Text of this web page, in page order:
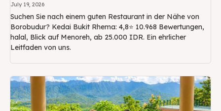
July 19, 2026
Suchen Sie nach einem guten Restaurant in der Nähe von
Borobudur? Kedai Bukit Rhema: 4,8⭐ 10.968 Bewertungen,
halal, Blick auf Menoreh, ab 25.000 IDR. Ein ehrlicher
Leitfaden von uns.